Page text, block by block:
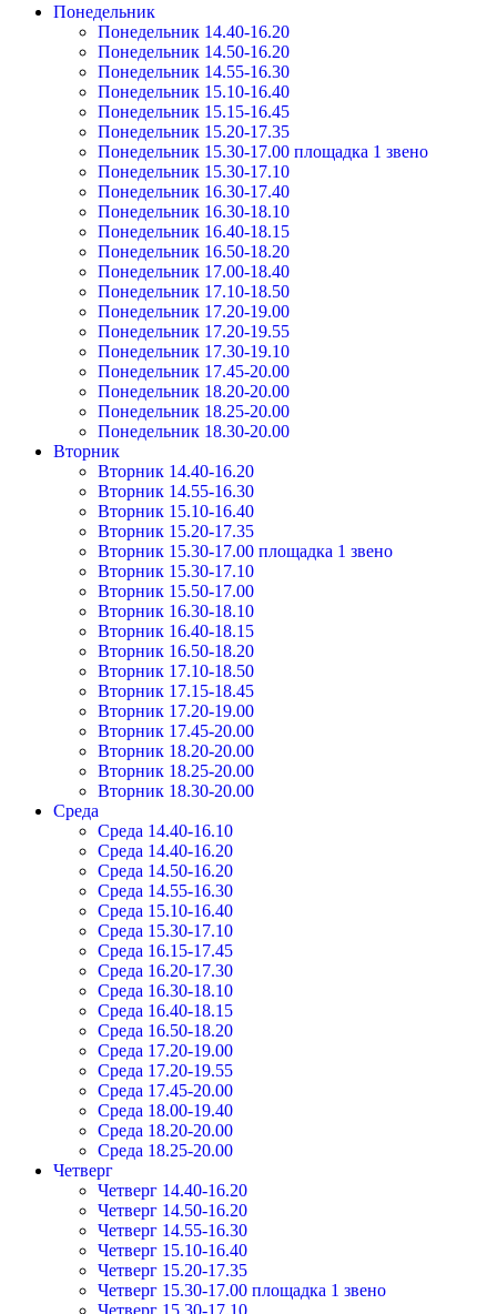
Понедельник
Понедельник 14.40-16.20
Понедельник 14.50-16.20
Понедельник 14.55-16.30
Понедельник 15.10-16.40
Понедельник 15.15-16.45
Понедельник 15.20-17.35
Понедельник 15.30-17.00 площадка 1 звено
Понедельник 15.30-17.10
Понедельник 16.30-17.40
Понедельник 16.30-18.10
Понедельник 16.40-18.15
Понедельник 16.50-18.20
Понедельник 17.00-18.40
Понедельник 17.10-18.50
Понедельник 17.20-19.00
Понедельник 17.20-19.55
Понедельник 17.30-19.10
Понедельник 17.45-20.00
Понедельник 18.20-20.00
Понедельник 18.25-20.00
Понедельник 18.30-20.00
Вторник
Вторник 14.40-16.20
Вторник 14.55-16.30
Вторник 15.10-16.40
Вторник 15.20-17.35
Вторник 15.30-17.00 площадка 1 звено
Вторник 15.30-17.10
Вторник 15.50-17.00
Вторник 16.30-18.10
Вторник 16.40-18.15
Вторник 16.50-18.20
Вторник 17.10-18.50
Вторник 17.15-18.45
Вторник 17.20-19.00
Вторник 17.45-20.00
Вторник 18.20-20.00
Вторник 18.25-20.00
Вторник 18.30-20.00
Среда
Среда 14.40-16.10
Среда 14.40-16.20
Среда 14.50-16.20
Среда 14.55-16.30
Среда 15.10-16.40
Среда 15.30-17.10
Среда 16.15-17.45
Среда 16.20-17.30
Среда 16.30-18.10
Среда 16.40-18.15
Среда 16.50-18.20
Среда 17.20-19.00
Среда 17.20-19.55
Среда 17.45-20.00
Среда 18.00-19.40
Среда 18.20-20.00
Среда 18.25-20.00
Четверг
Четверг 14.40-16.20
Четверг 14.50-16.20
Четверг 14.55-16.30
Четверг 15.10-16.40
Четверг 15.20-17.35
Четверг 15.30-17.00 площадка 1 звено
Четверг 15.30-17.10